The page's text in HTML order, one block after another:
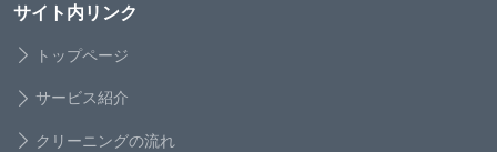
サイト内リンク
トップページ
サービス紹介
クリーニングの流れ